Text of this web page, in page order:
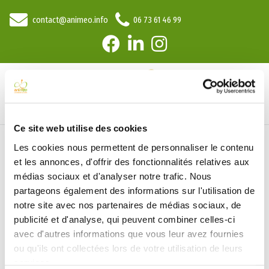
Ce site web utilise des cookies
Les cookies nous permettent de personnaliser le contenu
et les annonces, d'offrir des fonctionnalités relatives aux
médias sociaux et d'analyser notre trafic. Nous
partageons également des informations sur l'utilisation de
notre site avec nos partenaires de médias sociaux, de
publicité et d'analyse, qui peuvent combiner celles-ci
avec d'autres informations que vous leur avez fournies
ou qu'ils ont collectées lors de votre utilisation de leurs
contact@animeo.info 06 73 61 46 99
JOURNEE D'INTEGRATION
Team is building